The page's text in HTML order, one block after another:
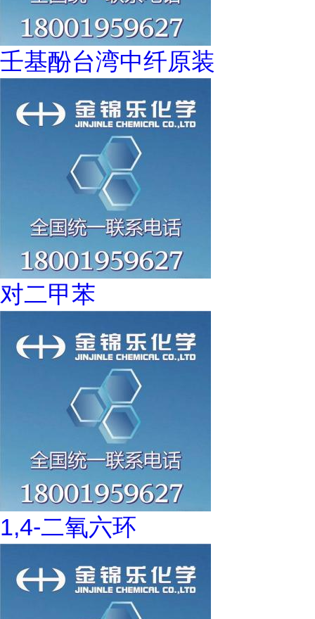
壬基酚台湾中纤原装
对二甲苯
1,4-二氧六环